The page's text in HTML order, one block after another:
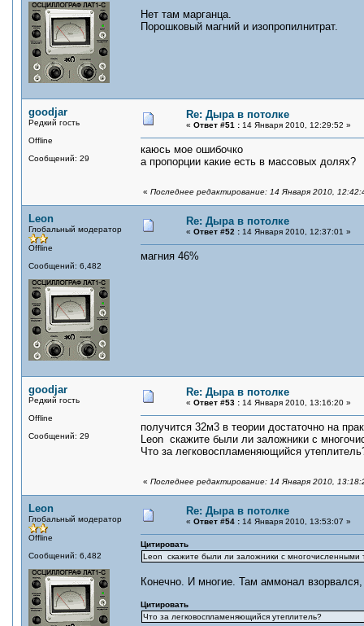
Нет там марганца.
Порошковый магний и изопропилнитрат.
goodjar
Редкий гость
Offline
Сообщений: 29
Re: Дыра в потолке
« Ответ #51 : 14 Января 2010, 12:29:52 »
каюсь мое ошибочко
а пропорции какие есть в массовых долях?
« Последнее редактирование: 14 Января 2010,
Leon
Глобальный модератор
Offline
Сообщений: 6,482
Re: Дыра в потолке
« Ответ #52 : 14 Января 2010, 12:37:01 »
магния 46%
goodjar
Редкий гость
Offline
Сообщений: 29
Re: Дыра в потолке
« Ответ #53 : 14 Января 2010, 13:16:20 »
получится 32м3 в теории достаточно на
Leon скажите были ли заложники с
Что за легковоспламеняющийся
« Последнее редактирование: 14 Января 2010,
Leon
Глобальный модератор
Offline
Сообщений: 6,482
Re: Дыра в потолке
« Ответ #54 : 14 Января 2010, 13:53:07 »
Цитировать
Leon скажите были ли заложники с многочисленными
Конечно. И многие. Там аммонал
Цитировать
Что за легковоспламеняющийся утеплитель?